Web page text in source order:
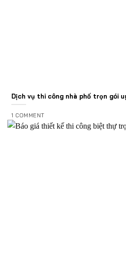
Dịch vụ thi công nhà phố trọn gói
1 COMMENT